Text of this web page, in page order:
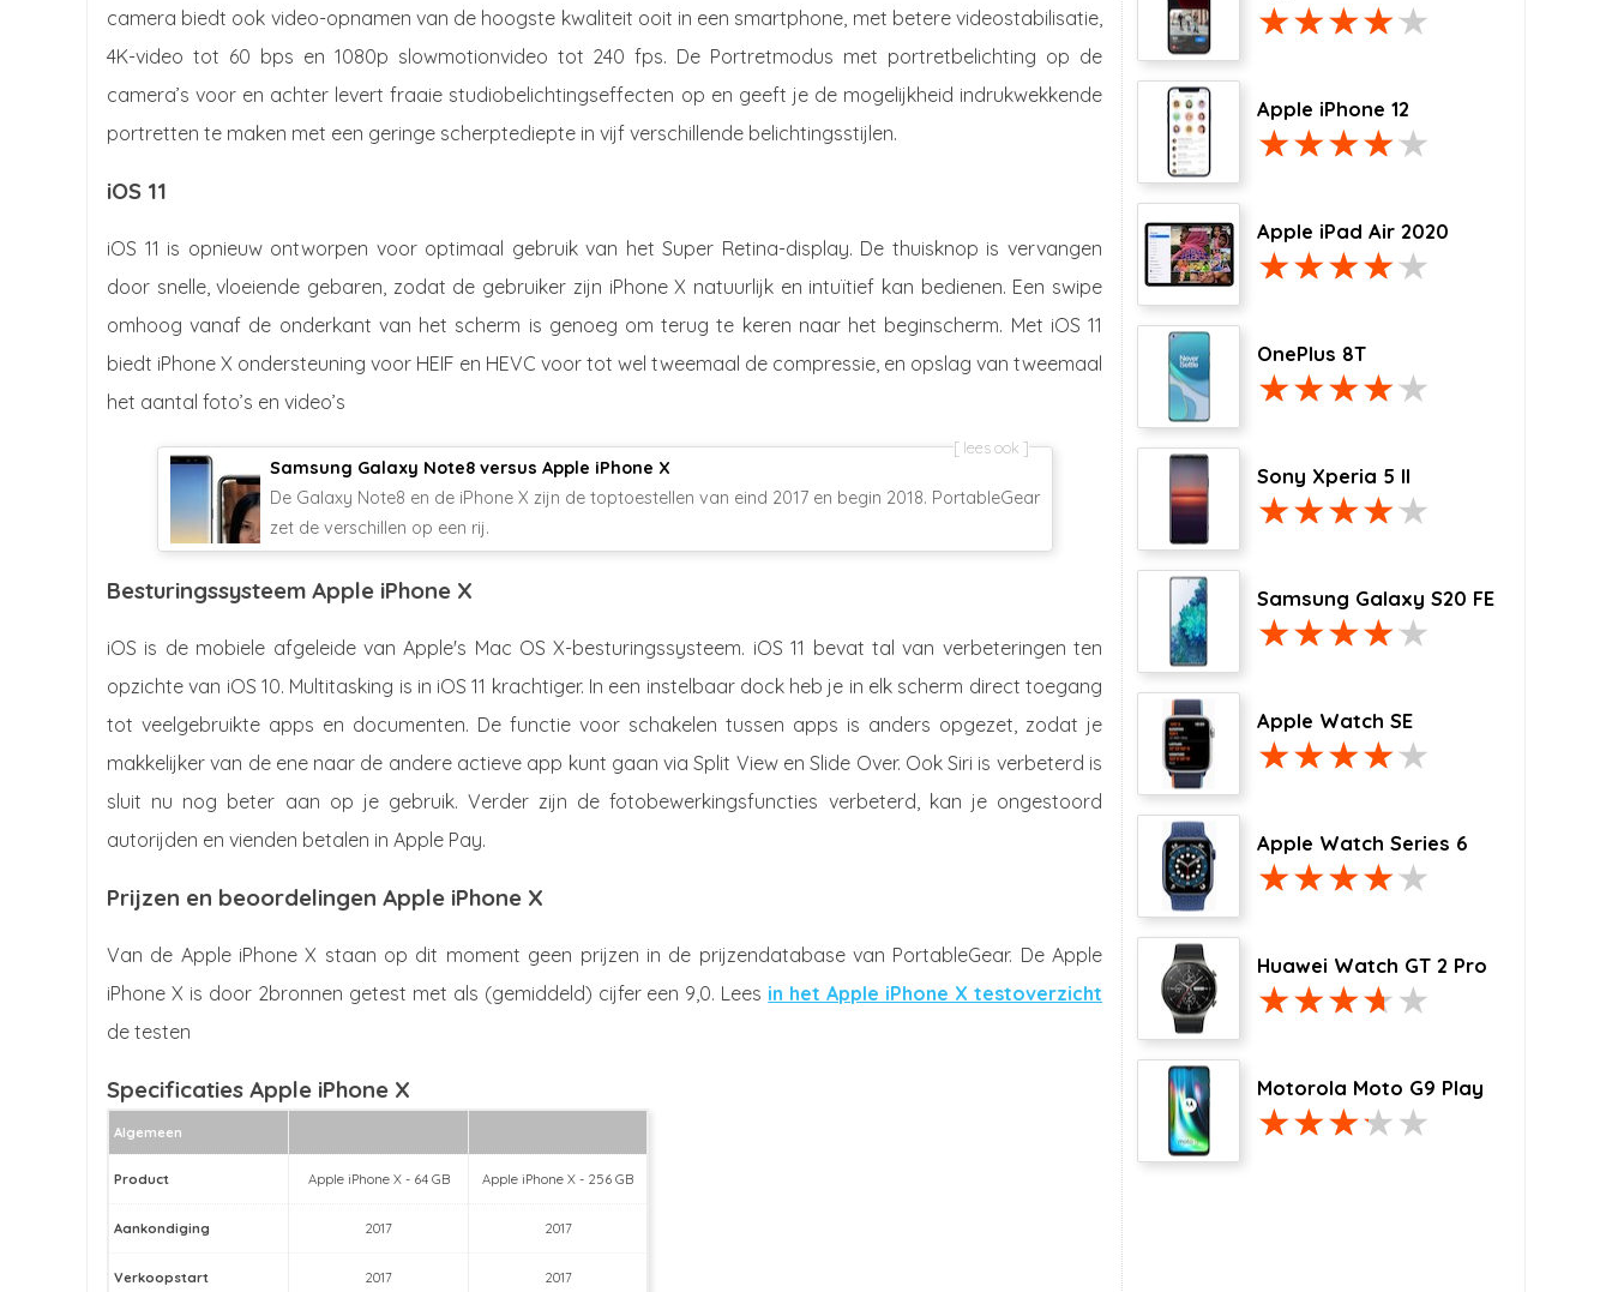
camera biedt ook video-opnamen van de hoogste kwaliteit ooit in een smartphone, met betere videostabilisatie,
4K-video tot 60 bps en 1080p slowmotionvideo tot 240 fps. De Portretmodus met portretbelichting op de
camera’s voor en achter levert fraaie studiobelichtingseffecten op en geeft je de mogelijkheid indrukwekkende
portretten te maken met een geringe scherptediepte in vijf verschillende belichtingsstijlen.
iOS 11
iOS 11 is opnieuw ontworpen voor optimaal gebruik van het Super Retina-display. De thuisknop is vervangen
door snelle, vloeiende gebaren, zodat de gebruiker zijn iPhone X natuurlijk en intuïtief kan bedienen. Een swipe
omhoog vanaf de onderkant van het scherm is genoeg om terug te keren naar het beginscherm. Met iOS 11
biedt iPhone X ondersteuning voor HEIF en HEVC voor tot wel tweemaal de compressie, en opslag van tweemaal
het aantal foto’s en video’s
lees ook
Samsung Galaxy Note8 versus Apple iPhone X
De Galaxy Note8 en de iPhone X zijn de toptoestellen van eind 2017 en begin 2018. PortableGear
zet de verschillen op een rij.
Besturingssysteem Apple iPhone X
iOS is de mobiele afgeleide van Apple's Mac OS X-besturingssysteem. iOS 11 bevat tal van verbeteringen ten
opzichte van iOS 10. Multitasking is in iOS 11 krachtiger. In een instelbaar dock heb je in elk scherm direct toegang
tot veelgebruikte apps en documenten. De functie voor schakelen tussen apps is anders opgezet, zodat je
makkelijker van de ene naar de andere actieve app kunt gaan via Split View en Slide Over. Ook Siri is verbeterd is
sluit nu nog beter aan op je gebruik. Verder zijn de fotobewerkingsfuncties verbeterd, kan je ongestoord
autorijden en vienden betalen in Apple Pay.
Prijzen en beoordelingen Apple iPhone X
Van de Apple iPhone X staan op dit moment geen prijzen in de prijzendatabase van PortableGear. De Apple
iPhone X is door 2bronnen getest met als (gemiddeld) cijfer een 9,0. Lees in het Apple iPhone X testoverzicht
de testen
Specificaties Apple iPhone X
Algemeen
Product Apple iPhone X - 64 GB Apple iPhone X - 256 GB
Aankondiging 2017 2017
Verkoopstart 2017 2017
Apple iPhone 12
Apple iPad Air 2020
OnePlus 8T
Sony Xperia 5 II
Samsung Galaxy S20 FE
Apple Watch SE
Apple Watch Series 6
Huawei Watch GT 2 Pro
Motorola Moto G9 Play